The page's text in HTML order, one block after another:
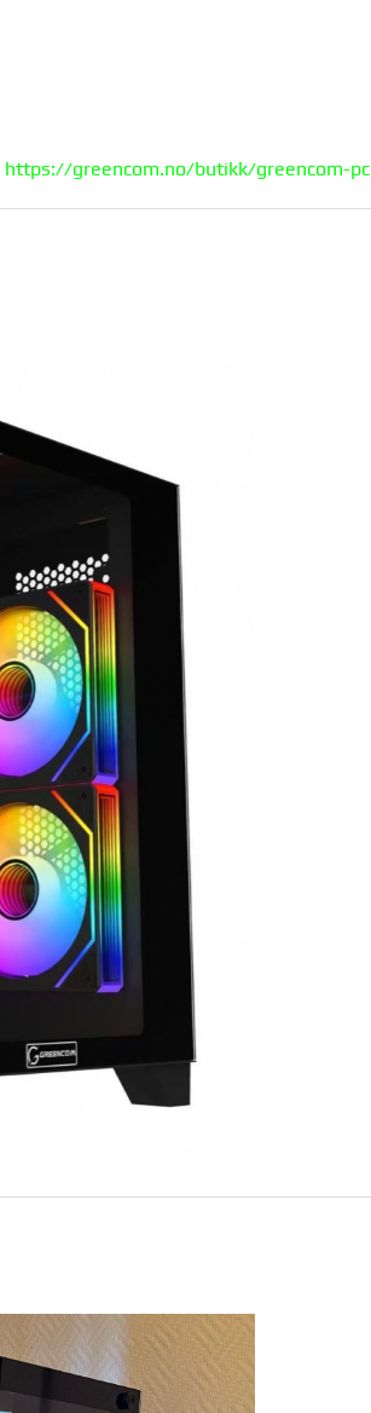
https://greencom.no/butikk/greencom-pc